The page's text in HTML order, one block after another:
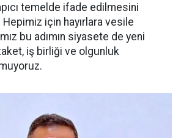
temelde ifade edilmesini
için hayırlara vesile
bu adımın siyasete de yeni
iş birliği ve olgunluk